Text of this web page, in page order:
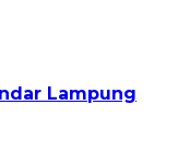
Lampung